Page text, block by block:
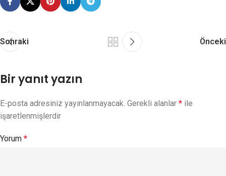
Sonraki Önceki
Bir yanıt yazın
E-posta adresiniz yayınlanmayacak. Gerekli alanlar * ile
işaretlenmişlerdir
Yorum *